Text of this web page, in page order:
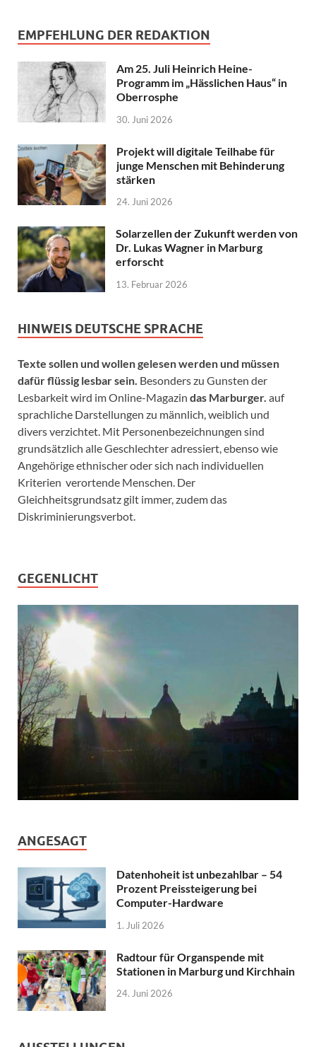
EMPFEHLUNG DER REDAKTION
Am 25. Juli Heinrich Heine-
Programm im „Hässlichen Haus“ in
Oberrosphe
30. Juni 2026
Projekt will digitale Teilhabe für
junge Menschen mit Behinderung
stärken
24. Juni 2026
Solarzellen der Zukunft werden von
Dr. Lukas Wagner in Marburg
erforscht
13. Februar 2026
HINWEIS DEUTSCHE SPRACHE
Texte sollen und wollen gelesen werden und müssen
dafür flüssig lesbar sein. Besonders zu Gunsten der
Lesbarkeit wird im Online-Magazin das Marburger. auf
sprachliche Darstellungen zu männlich, weiblich und
divers verzichtet. Mit Personenbezeichnungen sind
grundsätzlich alle Geschlechter adressiert, ebenso wie
Angehörige ethnischer oder sich nach individuellen
Kriterien verortende Menschen. Der
Gleichheitsgrundsatz gilt immer, zudem das
Diskriminierungsverbot.
GEGENLICHT
ANGESAGT
Datenhoheit ist unbezahlbar – 54
Prozent Preissteigerung bei
Computer-Hardware
1. Juli 2026
Radtour für Organspende mit
Stationen in Marburg und Kirchhain
24. Juni 2026